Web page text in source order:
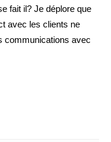
fait il? Je déplore que
avec les clients ne
communications avec